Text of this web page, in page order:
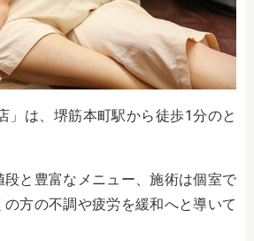
」は、堺筋本町駅から徒歩1分のと
段と豊富なメニュー、施術は個室で
方の不調や疲労を緩和へと導いて